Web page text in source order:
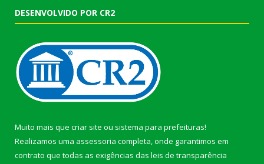
DESENVOLVIDO POR CR2
Muito mais que criar site ou sistema para prefeituras!
Realizamos uma assessoria completa, onde garantimos em
contrato que todas as exigências das leis de transparência